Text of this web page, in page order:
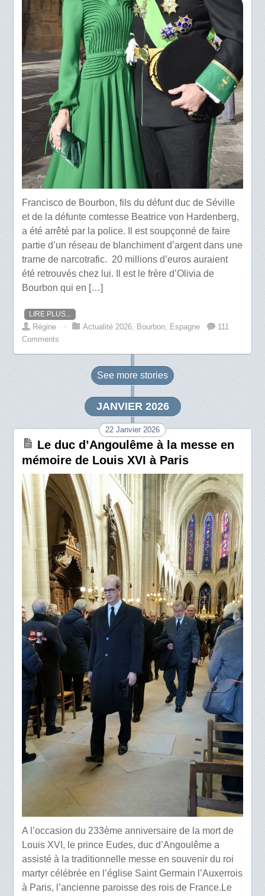
Francisco de Bourbon, fils du défunt duc de Séville
et de la défunte comtesse Beatrice von Hardenberg,
a été arrêté par la police. Il est soupçonné de faire
partie d’un réseau de blanchiment d’argent dans une
trame de narcotrafic. 20 millions d’euros auraient
été retrouvés chez lui. Il est le frère d’Olivia de
Bourbon qui en […]
LIRE PLUS...
Régine ⋅ Actualité 2026, Bourbon, Espagne
111
Comments
See more stories
JANVIER 2026
22 Janvier 2026
Le duc d’Angoulême à la messe en
mémoire de Louis XVI à Paris
A l’occasion du 233ème anniversaire de la mort de
Louis XVI, le prince Eudes, duc d’Angoulême a
assisté à la traditionnelle messe en souvenir du roi
martyr célébrée en l’église Saint Germain l’Auxerrois
à Paris, l’ancienne paroisse des rois de France.Le